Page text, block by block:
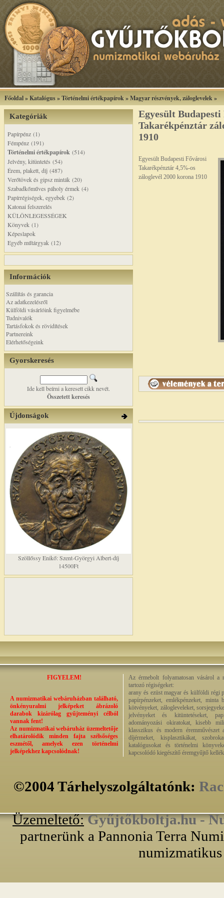
Főoldal»Katalógus»Történelmi értékpapírok»Magyar részvények, záloglevelek»
Kategóriák
Papírpénz (1)
Fémpénz (191)
Történelmi értékpapírok (514)
Jelvény, kitüntetés (54)
Érem, plakett, díj (487)
Verőtövek és gipsz minták (20)
Szabadkőműves páholy érmek (4)
Papírrégiségek, egyebek (2)
Katonai felszerelés
KÜLÖNLEGESSÉGEK
Könyvek (1)
Képeslapok
Egyéb műtárgyak (12)
Információk
Szállítás és garancia
Az adatkezelésről
Külföldi vásárlóink figyelmébe
Tudnivalók
Tartásfokok és rövidítések
Partnereink
Elérhetőségeink
Gyorskeresés
Ide kell beírni a keresett cikk nevét.
Összetett keresés
Újdonságok
Szöllőssy Enikő: Szent-Györgyi Albert-díj
14500Ft
Egyesült Budapesti
Takarékpénztár
1910
Egyesült Budapesti Fővárosi
Takarékpénztár 4,5%-os
záloglevél 2000 korona 1910
FIGYELEM!
A numizmatikai webáruházban található,
önkényuralmi jelképeket ábrázoló
darabok kizárólag gyűjteményi célból
vannak fent!
Az numizmatikai webáruház üzemeltetője
elhatárolódik minden fajta szélsőséges
eszmétől, amelyek ezen történelmi
jelképekhez kapcsolódnak!
Az érmebolt folyamatosan vásárol a
tartozó régiségeket:
arany és ezüst magyar és külföldi régi
papírpénzeket, emlékpénzeket, minta
kötvényeket, zálogleveleket,
jelvényeket és kitüntetéseket,
adományozási okiratokat, kisebb
klasszikus és modern éremművészet
díjérmeket, kisplasztikákat,
katalógusokat és történelmi
kapcsolódó kiegészítő éremgyűjtő
©2004 Tárhelyszolgáltatónk:
Üzemeltető: Gyűjtőkboltja.hu -
partnerünk a Pannonia Terra
numizmatikus